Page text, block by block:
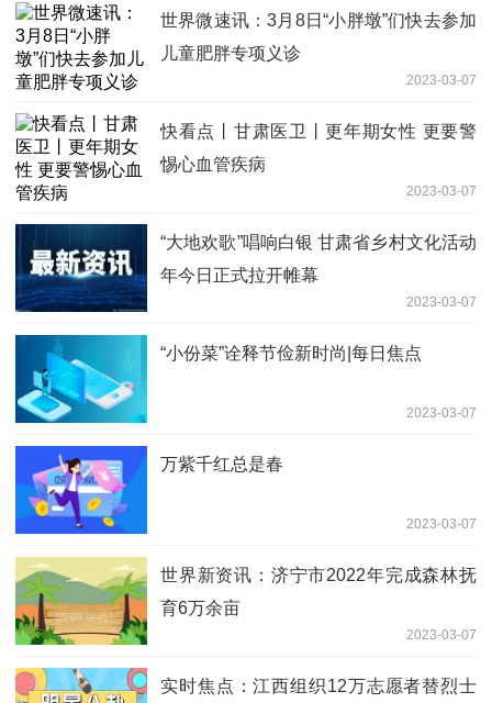
世界微速讯：3月8日“小胖墩”们快去参加
儿童肥胖专项义诊
2023-03-07
快看点丨甘肃医卫丨更年期女性 更要警
惕心血管疾病
2023-03-07
“大地欢歌”唱响白银 甘肃省乡村文化活动
年今日正式拉开帷幕
2023-03-07
“小份菜”诠释节俭新时尚|每日焦点
2023-03-07
万紫千红总是春
2023-03-07
世界新资讯：济宁市2022年完成森林抚
育6万余亩
2023-03-07
实时焦点：江西组织12万志愿者替烈士